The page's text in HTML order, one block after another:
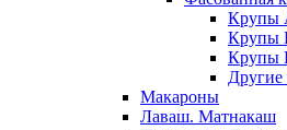
Крупы
Крупы
Крупы
Другие
Макароны
Лаваш. Матнакаш